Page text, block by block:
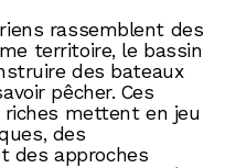
rassemblent des
territoire, le bassin
des bateaux
pêcher. Ces
mettent en jeu
des
des approches